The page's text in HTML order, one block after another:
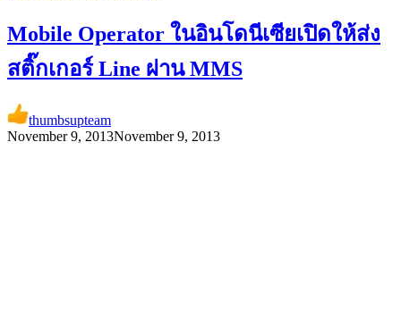
Mobile Operator ในอินโดนีเซียเปิดให้ส่ง
สติ๊กเกอร์ Line ผ่าน MMS
thumbsupteam
November 9, 2013November 9, 2013